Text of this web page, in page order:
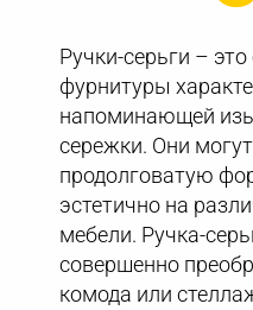
Ручки-серьги –
фурнитуры
напоминающей
сережки. Они
продолговатую
эстетично на
мебели. Ручка-
совершенно
комода или